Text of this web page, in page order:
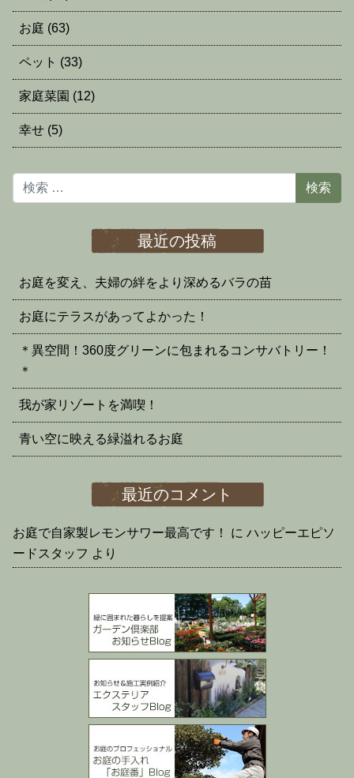
お庭 (63)
ペット (33)
家庭菜園 (12)
幸せ (5)
検索
最近の投稿
お庭を変え、夫婦の絆をより深めるバラの苗
お庭にテラスがあってよかった！
＊異空間！360度グリーンに包まれるコンサバトリー！
＊
我が家リゾートを満喫！
青い空に映える緑溢れるお庭
最近のコメント
お庭で自家製レモンサワー最高です！ に ハッピーエピソ
ードスタッフ より